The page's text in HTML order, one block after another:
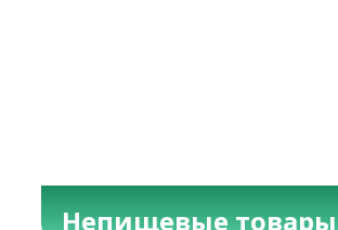
Непищевые товары